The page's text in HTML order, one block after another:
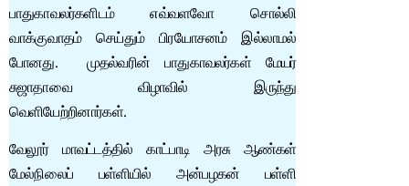
பாதுகாவலர்களிடம் எவ்வளவோ சொல்லி
வாக்குவாதம் செய்தும் பிரயோசனம் இல்லாமல்
போனது. முதல்வரின் பாதுகாவலர்கள் மேயர்
சுஜாதாவை விழாவில் இருந்து
வெளியேற்றினார்கள்.
வேலூர் மாவட்டத்தில் காட்பாடி அரசு ஆண்கள்
மேல்நிலைப் பள்ளியில் அன்பழகன் பள்ளி